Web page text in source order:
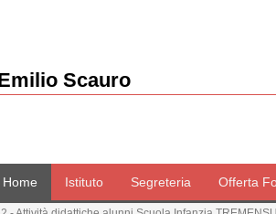
Scauro
Home Istituto Segreteria Offerta